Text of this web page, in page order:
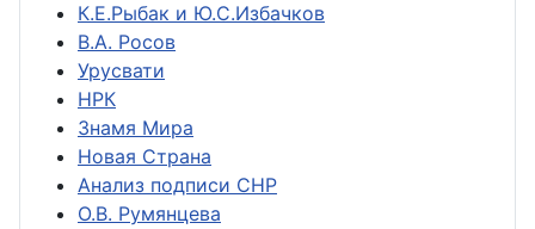
К.Е.Рыбак и Ю.С.Избачков
В.А. Росов
Урусвати
НРК
Знамя Мира
Новая Страна
Анализ подписи СНР
О.В. Румянцева